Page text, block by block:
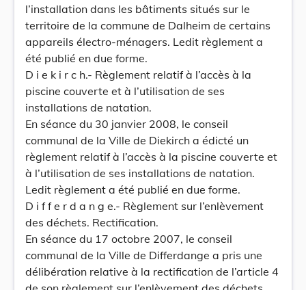
l’installation dans les bâtiments situés sur le
territoire de la commune de Dalheim de certains
appareils électro-ménagers. Ledit règlement a
été publié en due forme.
D i e k i r c h.- Règlement relatif à l’accès à la
piscine couverte et à l’utilisation de ses
installations de natation.
En séance du 30 janvier 2008, le conseil
communal de la Ville de Diekirch a édicté un
règlement relatif à l’accès à la piscine couverte et
à l’utilisation de ses installations de natation.
Ledit règlement a été publié en due forme.
D i f f e r d a n g e.- Règlement sur l’enlèvement
des déchets. Rectification.
En séance du 17 octobre 2007, le conseil
communal de la Ville de Differdange a pris une
délibération relative à la rectification de l’article 4